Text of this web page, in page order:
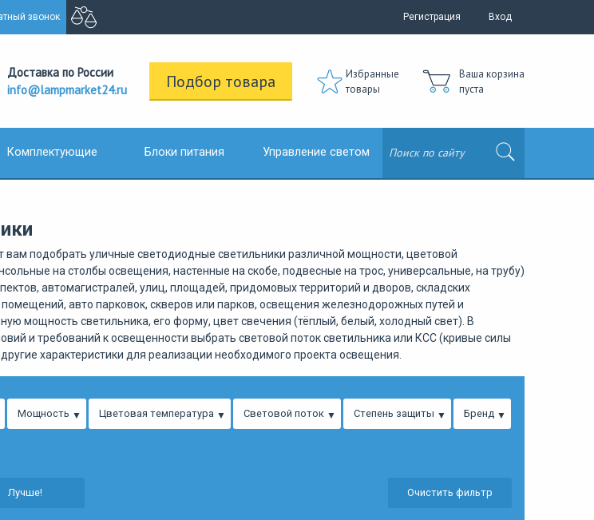
звонок Регистрация Вход
Доставка по России
info@lampmarket24.ru
Подбор товара
Избранные
товары
Ваша корзина
пуста
Комплектующие Блоки питания Управление светом
подобрать уличные светодиодные светильники различной мощности, цветовой
на столбы освещения, настенные на скобе, подвесные на трос, универсальные, на трубу)
автомагистралей, улиц, площадей, придомовых территорий и дворов, складских
авто парковок, скверов или парков, освещения железнодорожных путей и
мощность светильника, его форму, цвет свечения (тёплый, белый, холодный свет). В
и требований к освещенности выбрать световой поток светильника или КСС (кривые силы
характеристики для реализации необходимого проекта освещения.
Мощность Цветовая температура Световой поток Степень защиты Бренд
Лучше! Очистить фильтр